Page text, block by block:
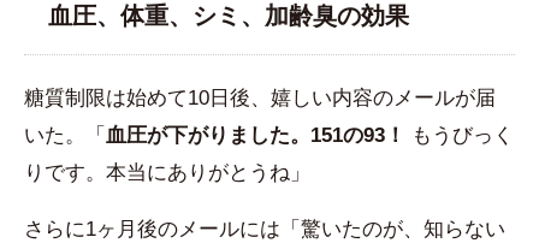
血圧、体重、シミ、加齢臭の効果
糖質制限は始めて10日後、嬉しい内容のメールが届
いた。「 血圧が下がりました。151の93！
もうびっく
りです。本当にありがとうね」
さらに1ヶ月後のメールには「驚いたのが、知らない